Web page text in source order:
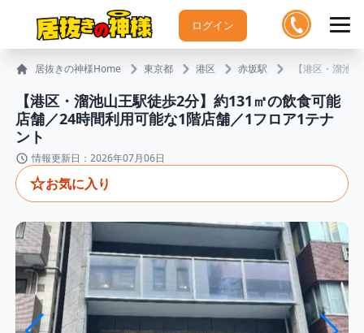
ログイン
居抜きの神様Home 東京都 港区 赤坂駅 【港区・溜池
【港区・溜池山王駅徒歩2分】約131㎡の飲食可能
店舗／24時間利用可能な1階店舗／1フロア1テナ
ント
情報更新日：2026年07月06日
☆お気に入り